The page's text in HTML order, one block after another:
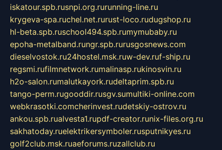
iskatour.spb.rusnpi.org.rurunning-line.ru
krygeva-spa.ruchel.net.rurust-loco.rudugshop.ru
hl-beta.spb.ruschool494.spb.rumymubaby.ru
epoha-metalband.rungr.spb.rurusgosnews.com
dieselvostok.ru24hostel.msk.ruw-dev.ruf-ship.ru
regsmi.rufilmnetwork.rumalinasp.rukinosvin.ru
h2o-salon.rumalutkayork.rudeltaprim.spb.ru
tango-perm.rugooddir.rusgv.sumultiki-online.com
webkrasotki.comcherinvest.rudetskiy-ostrov.ru
ankou.spb.rualvesta1.rupdf-creator.runix-files.org.ru
sakhatoday.ruelektrikersymboler.rusputnikyes.ru
golf2club.msk.ruaeforums.ruzallclub.ru